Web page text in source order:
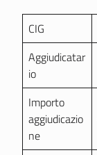
CIG
Aggiudicatar
io
Importo
aggiudicazio
ne